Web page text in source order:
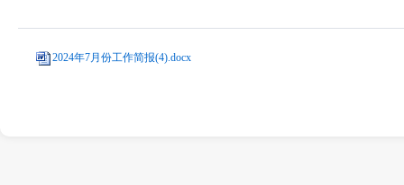
2024年7月份工作简报(4).docx